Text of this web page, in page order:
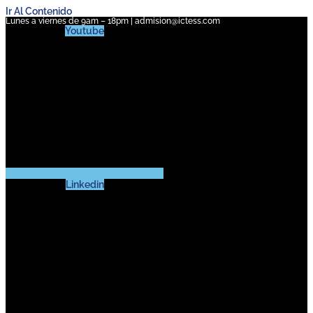
Ir Al Contenido
Lunes a viernes de 9am – 18pm | admision@ictess.com
Youtube
Linkedin